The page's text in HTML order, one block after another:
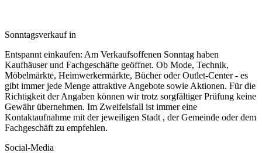
Sonntagsverkauf in
Entspannt einkaufen: Am Verkaufsoffenen Sonntag haben
Kaufhäuser und Fachgeschäfte geöffnet. Ob Mode, Technik,
Möbelmärkte, Heimwerkermärkte, Bücher oder Outlet-Center - es
gibt immer jede Menge attraktive Angebote sowie Aktionen. Für die
Richtigkeit der Angaben können wir trotz sorgfältiger Prüfung keine
Gewähr übernehmen. Im Zweifelsfall ist immer eine
Kontaktaufnahme mit der jeweiligen Stadt , der Gemeinde oder dem
Fachgeschäft zu empfehlen.
Social-Media